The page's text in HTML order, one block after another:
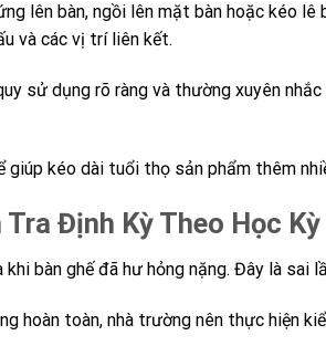
lên bàn, ngồi lên mặt bàn hoặc kéo
và các vị trí liên kết.
sử dụng rõ ràng và thường xuyên
giúp kéo dài tuổi thọ sản phẩm thêm
Định Kỳ Theo Học Kỳ
bàn ghế đã hư hỏng nặng. Đây là sai
hoàn toàn, nhà trường nên thực hiện